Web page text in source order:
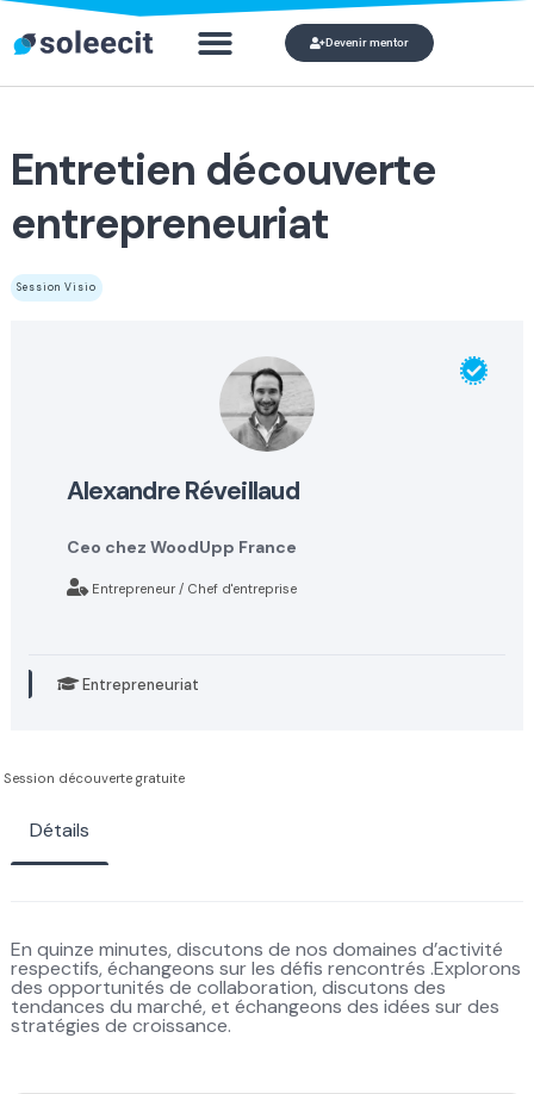
Devenir mentor
Entretien découverte
entrepreneuriat
Session Visio
alexandre réveillaud
Ceo chez WoodUpp France
Entrepreneur / Chef d'entreprise
Entrepreneuriat
Session découverte gratuite
Détails
En quinze minutes, discutons de nos domaines d’activité
respectifs, échangeons sur les défis rencontrés .Explorons
des opportunités de collaboration, discutons des
tendances du marché, et échangeons des idées sur des
stratégies de croissance.